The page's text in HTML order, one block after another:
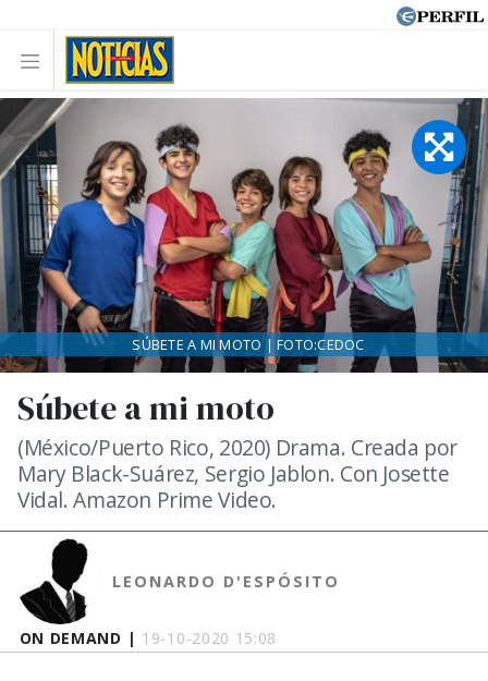
ON DEMAND | 19-10-2020 15:08
Súbete a mi moto
(México/Puerto Rico, 2020) Drama. Creada por
Mary Black-Suárez, Sergio Jablon. Con Josette
Vidal. Amazon Prime Video.
LEONARDO D'ESPÓSITO
SÚBETE A MI MOTO | FOTO:CEDOC